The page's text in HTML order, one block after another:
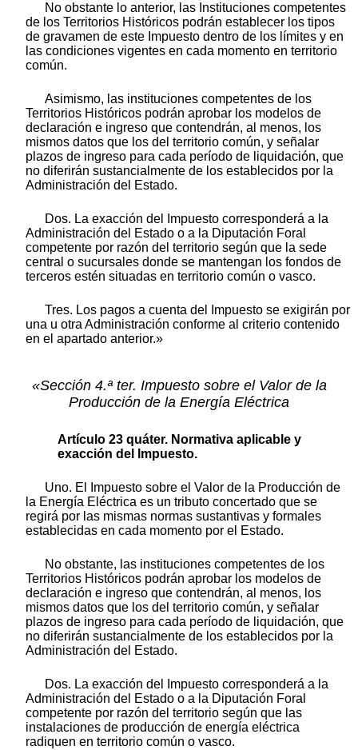
No obstante lo anterior, las Instituciones competentes
de los Territorios Históricos podrán establecer los tipos
de gravamen de este Impuesto dentro de los límites y en
las condiciones vigentes en cada momento en territorio
común.
Asimismo, las instituciones competentes de los
Territorios Históricos podrán aprobar los modelos de
declaración e ingreso que contendrán, al menos, los
mismos datos que los del territorio común, y señalar
plazos de ingreso para cada período de liquidación, que
no diferirán sustancialmente de los establecidos por la
Administración del Estado.
Dos. La exacción del Impuesto corresponderá a la
Administración del Estado o a la Diputación Foral
competente por razón del territorio según que la sede
central o sucursales donde se mantengan los fondos de
terceros estén situadas en territorio común o vasco.
Tres. Los pagos a cuenta del Impuesto se exigirán por
una u otra Administración conforme al criterio contenido
en el apartado anterior.»
«Sección 4.ª ter. Impuesto sobre el Valor de la
Producción de la Energía Eléctrica
Artículo 23 quáter. Normativa aplicable y
exacción del Impuesto.
Uno. El Impuesto sobre el Valor de la Producción de
la Energía Eléctrica es un tributo concertado que se
regirá por las mismas normas sustantivas y formales
establecidas en cada momento por el Estado.
No obstante, las instituciones competentes de los
Territorios Históricos podrán aprobar los modelos de
declaración e ingreso que contendrán, al menos, los
mismos datos que los del territorio común, y señalar
plazos de ingreso para cada período de liquidación, que
no diferirán sustancialmente de los establecidos por la
Administración del Estado.
Dos. La exacción del Impuesto corresponderá a la
Administración del Estado o a la Diputación Foral
competente por razón del territorio según que las
instalaciones de producción de energía eléctrica
radiquen en territorio común o vasco.